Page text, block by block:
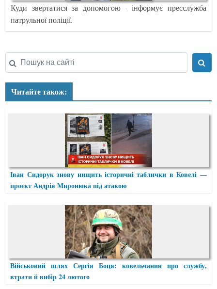
Куди звертатися за допомогою - інформує пресслужба
патрульної поліції.
Читайте також:
Іван Сидорук знову нищить історичні таблички в Ковелі —
проєкт Андрія Миронюка під атакою
Військовий шлях Сергія Боця: ковельчанин про службу,
втрати й вибір 24 лютого